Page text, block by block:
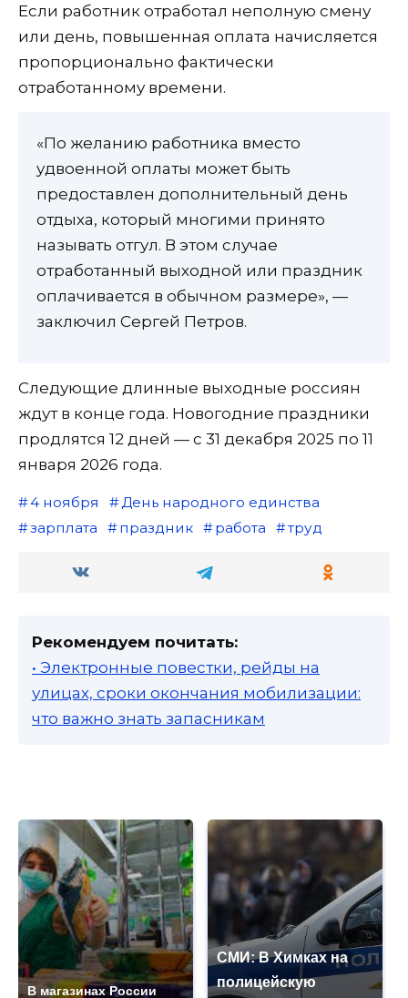
Если работник отработал неполную смену
или день, повышенная оплата начисляется
пропорционально фактически
отработанному времени.
«По желанию работника вместо
удвоенной оплаты может быть
предоставлен дополнительный день
отдыха, который многими принято
называть отгул. В этом случае
отработанный выходной или праздник
оплачивается в обычном размере», —
заключил Сергей Петров.
Следующие длинные выходные россиян
ждут в конце года. Новогодние праздники
продлятся 12 дней — с 31 декабря 2025 по 11
января 2026 года.
4 ноября
День народного единства
зарплата
праздник работа труд
Рекомендуем почитать:
• Электронные повестки, рейды на
улицах, сроки окончания мобилизации:
что важно знать запасникам
В магазинах России
СМИ: В Химках на
полицейскую